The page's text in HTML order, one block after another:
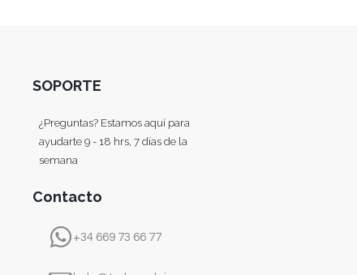
SOPORTE
¿Preguntas? Estamos aquí para
ayudarte 9 - 18 hrs, 7 días de la
semana
Contacto
+34 669 73 66 77